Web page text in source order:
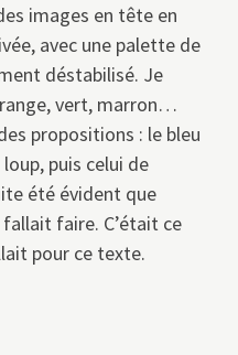
images en tête en
avec une palette de
déstabilisé. Je
vert, marron…
propositions : le bleu
puis celui de
été évident que
faire. C’était ce
pour ce texte.